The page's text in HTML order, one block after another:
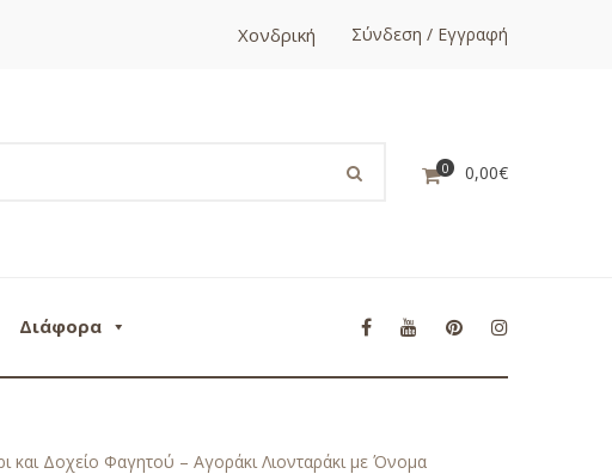
Χονδρική Σύνδεση / Εγγραφή
0 0,00€
Διάφορα
και Δοχείο Φαγητού – Αγοράκι Λιονταράκι με Όνομα